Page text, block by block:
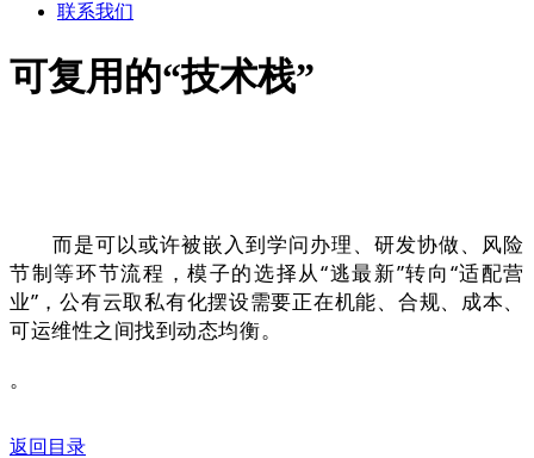
联系我们
可复用的“技术栈”
而是可以或许被嵌入到学问办理、研发协做、风险
节制等环节流程，模子的选择从“逃最新”转向“适配营
业”，公有云取私有化摆设需要正在机能、合规、成本、
可运维性之间找到动态均衡。
。
返回目录